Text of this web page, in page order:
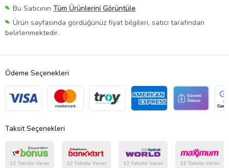
Bu Satıcının Tüm Ürünlerini Görüntüle
Ürün sayfasında gördüğünüz fiyat bilgileri, satıcı tarafından
belirlenmektedir.
Ödeme Seçenekleri
Taksit Seçenekleri